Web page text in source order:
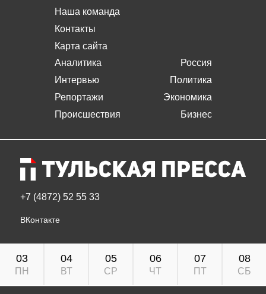
Наша команда
Контакты
Карта сайта
Аналитика
Интервью
Репортажи
Происшествия
Россия
Политика
Экономика
Бизнес
+7 (4872) 52 55 33
ВКонтакте
03
ПН
04
ВТ
05
СР
06
ЧТ
07
ПТ
08
СБ